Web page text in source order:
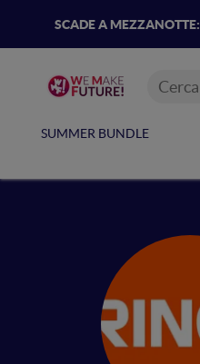
SCADE A MEZZANOTTE:
SUMMER BUNDLE